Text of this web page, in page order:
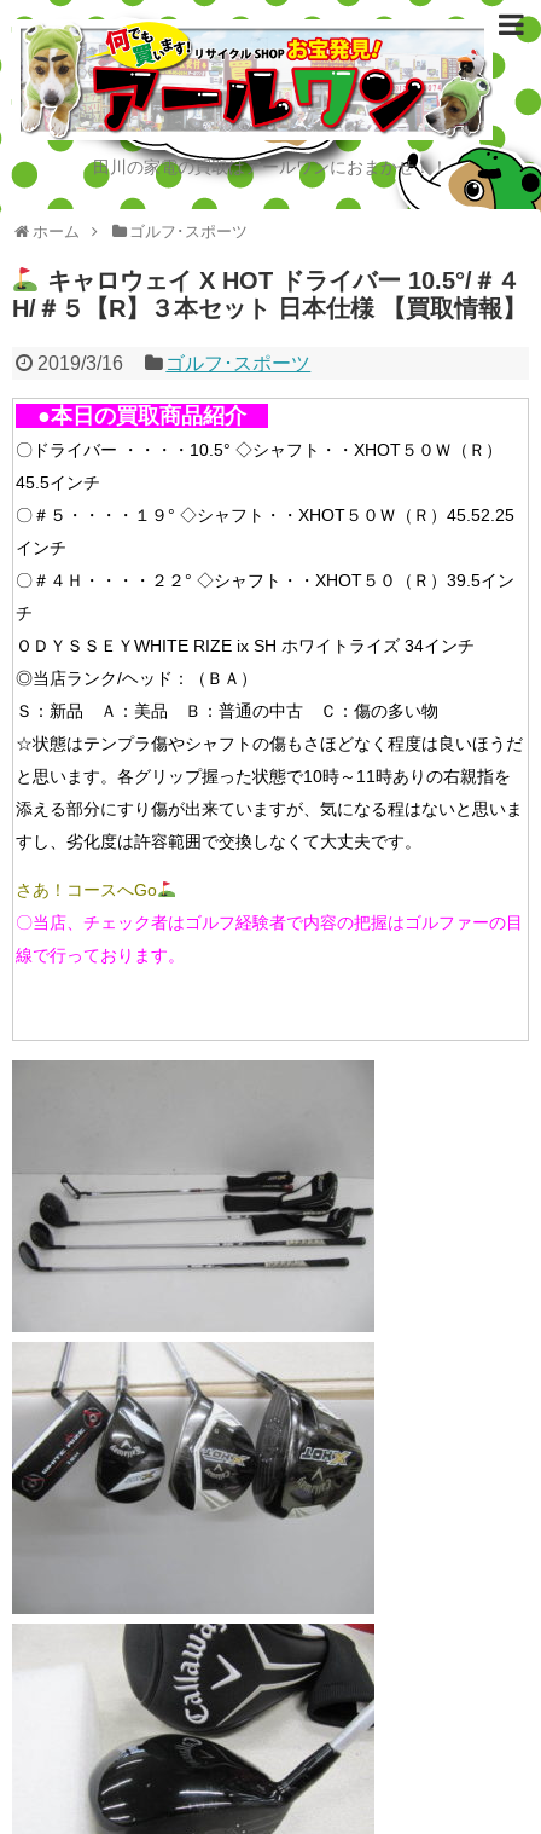
田川の家電の買取はアールワンにおまかせ！！
ホーム ゴルフ･スポーツ
キャロウェイ X HOT ドライバー 10.5°/＃４
H/＃５【R】３本セット 日本仕様 【買取情報】
2019/3/16 ゴルフ･スポーツ
●本日の買取商品紹介
〇ドライバー ・・・・10.5° ◇シャフト・・XHOT５０Ｗ（Ｒ）
45.5インチ
〇＃５・・・・１９° ◇シャフト・・XHOT５０Ｗ（Ｒ）45.52.25
インチ
〇＃４Ｈ・・・・２２° ◇シャフト・・XHOT５０（Ｒ）39.5イン
チ
ＯＤＹＳＳＥＹWHITE RIZE ix SH ホワイトライズ 34インチ
◎当店ランク/ヘッド：（ＢＡ）
Ｓ：新品 Ａ：美品 Ｂ：普通の中古 Ｃ：傷の多い物
☆状態はテンプラ傷やシャフトの傷もさほどなく程度は良いほうだ
と思います。各グリップ握った状態で10時～11時ありの右親指を
添える部分にすり傷が出来ていますが、気になる程はないと思いま
すし、劣化度は許容範囲で交換しなくて大丈夫です。
さあ！コースへGo
〇当店、チェック者はゴルフ経験者で内容の把握はゴルファーの目
線で行っております。